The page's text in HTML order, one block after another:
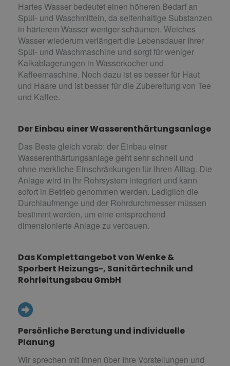
Hartes Wasser bedeutet einen höheren Bedarf an
Spül- und Waschmitteln, da seifenhaltige Substanzen
in härterem Wasser weniger schäumen. Weiches
Wasser wiederum verlängert die Lebensdauer Ihrer
Spül- und Waschmaschine und sorgt für weniger
Kalkablagerungen in Wasserkocher und
Kaffeemaschine. Noch dazu ist es besser für Haut
und Haare und ist besser für die Zubereitung von Tee
und Kaffee.
Der Einbau einer Wasserenthärtungsanlage
Das Beste gleich vorab: der Einbau einer
Wasserenthärtungsanlage geht sehr schnell und
ohne merkliche Einschränkungen für Ihren Alltag. Die
Anlage wird in Ihr Rohrsystem integriert und kann
sofort in Betrieb genommen werden. Lediglich die
Durchlaufmenge und der Rohrdurchmesser müssen
bestimmt werden, um eine entsprechend
dimensionierte Anlage zu verbauen.
Das Komplettangebot von Wenke &
Sporbert Heizungs-, Sanitärtechnik und
Rohrleitungsbau GmbH
Persönliche Beratung und individuelle
Planung
Wir sprechen mit Ihnen über Ihre Vorstellungen und